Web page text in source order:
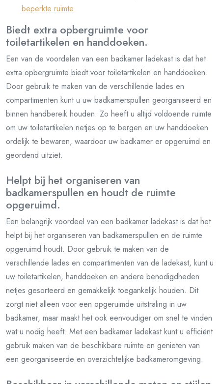
beperkte ruimte
Biedt extra opbergruimte voor
toiletartikelen en handdoeken.
Een van de voordelen van een badkamer ladekast is dat het
extra opbergruimte biedt voor toiletartikelen en handdoeken.
Door gebruik te maken van de verschillende lades en
compartimenten kunt u uw badkamerspullen georganiseerd en
binnen handbereik houden. Zo heeft u altijd voldoende ruimte
om uw toiletartikelen netjes op te bergen en uw handdoeken
ordelijk te bewaren, waardoor uw badkamer er opgeruimd en
geordend uitziet.
Helpt bij het organiseren van
badkamerspullen en houdt de ruimte
opgeruimd.
Een belangrijk voordeel van een badkamer ladekast is dat het
helpt bij het organiseren van badkamerspullen en de ruimte
opgeruimd houdt. Door gebruik te maken van de
verschillende lades en compartimenten van de ladekast, kunt u
uw toiletartikelen, handdoeken en andere benodigdheden
netjes gesorteerd en gemakkelijk toegankelijk houden. Dit
zorgt niet alleen voor een opgeruimde uitstraling in uw
badkamer, maar maakt het ook eenvoudiger om snel te vinden
wat u nodig heeft. Met een badkamer ladekast kunt u efficiënt
gebruik maken van de beschikbare ruimte en genieten van
een georganiseerde en overzichtelijke badkameromgeving.